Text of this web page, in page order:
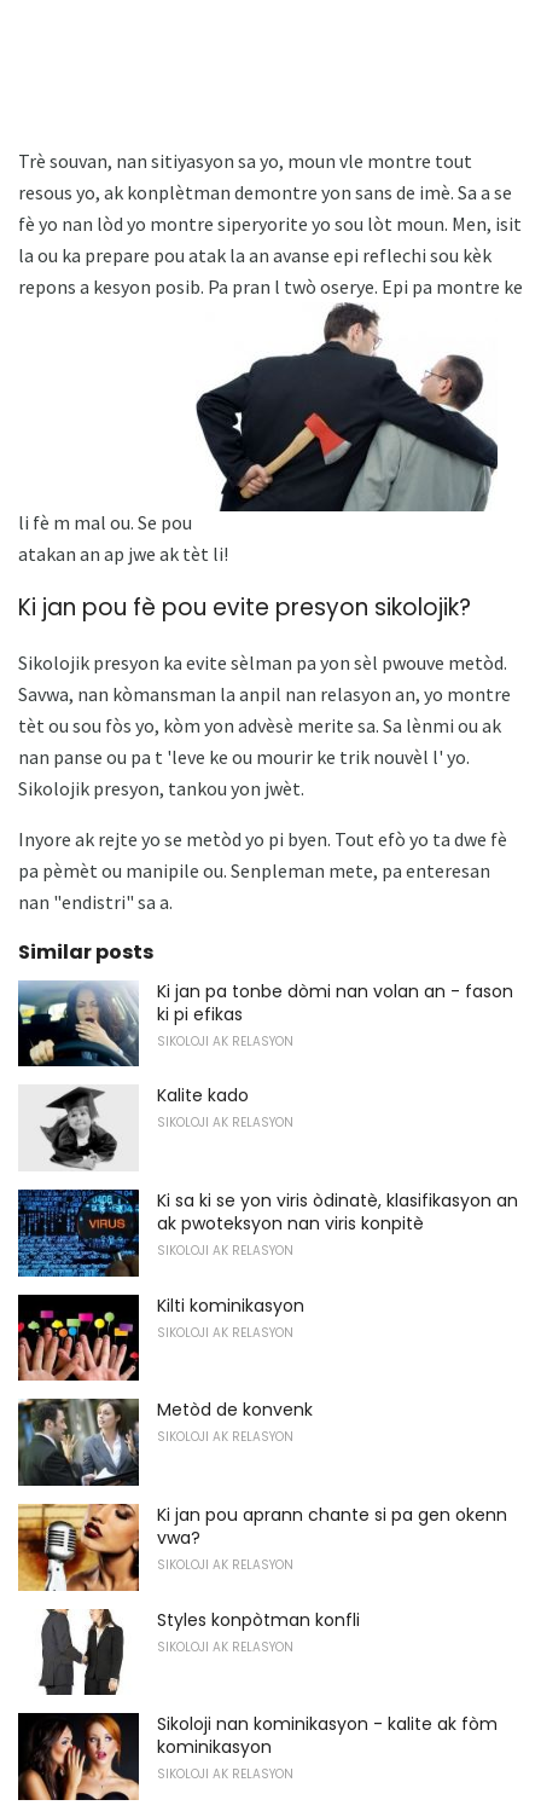
Trè souvan, nan sitiyasyon sa yo, moun vle montre tout
resous yo, ak konplètman demontre yon sans de imè. Sa a se
fè yo nan lòd yo montre siperyorite yo sou lòt moun. Men, isit
la ou ka prepare pou atak la an avanse epi reflechi sou kèk
repons a kesyon posib. Pa pran l twò oserye. Epi pa montre ke
li fè m mal ou. Se pou
atakan an ap jwe ak tèt li!
Ki jan pou fè pou evite presyon sikolojik?
Sikolojik presyon ka evite sèlman pa yon sèl pwouve metòd.
Savwa, nan kòmansman la anpil nan relasyon an, yo montre
tèt ou sou fòs yo, kòm yon advèsè merite sa. Sa lènmi ou ak
nan panse ou pa t 'leve ke ou mourir ke trik nouvèl l' yo.
Sikolojik presyon, tankou yon jwèt.
Inyore ak rejte yo se metòd yo pi byen. Tout efò yo ta dwe fè
pa pèmèt ou manipile ou. Senpleman mete, pa enteresan
nan "endistri" sa a.
Similar posts
Ki jan pa tonbe dòmi nan volan an - fason
ki pi efikas
SIKOLOJI AK RELASYON
Kalite kado
SIKOLOJI AK RELASYON
Ki sa ki se yon viris òdinatè, klasifikasyon an
ak pwoteksyon nan viris konpitè
SIKOLOJI AK RELASYON
Kilti kominikasyon
SIKOLOJI AK RELASYON
Metòd de konvenk
SIKOLOJI AK RELASYON
Ki jan pou aprann chante si pa gen okenn
vwa?
SIKOLOJI AK RELASYON
Styles konpòtman konfli
SIKOLOJI AK RELASYON
Sikoloji nan kominikasyon - kalite ak fòm
kominikasyon
SIKOLOJI AK RELASYON